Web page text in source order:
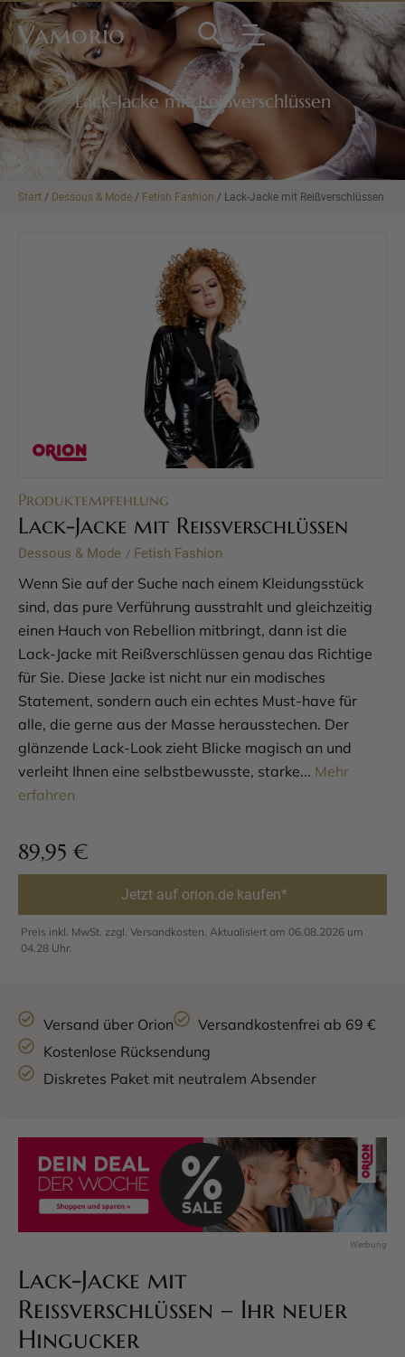
Vamorio
Lack-Jacke mit Reißverschlüssen
Start / Dessous & Mode / Fetish Fashion / Lack-Jacke mit Reißverschlüssen
Produktempfehlung
Lack-Jacke mit Reißverschlüssen
Dessous & Mode / Fetish Fashion
Wenn Sie auf der Suche nach einem Kleidungsstück
sind, das pure Verführung ausstrahlt und gleichzeitig
einen Hauch von Rebellion mitbringt, dann ist die
Lack-Jacke mit Reißverschlüssen genau das Richtige
für Sie. Diese Jacke ist nicht nur ein modisches
Statement, sondern auch ein echtes Must-have für
alle, die gerne aus der Masse herausstechen. Der
glänzende Lack-Look zieht Blicke magisch an und
verleiht Ihnen eine selbstbewusste, starke... Mehr
erfahren
89,95 €
Jetzt auf orion.de kaufen*
Preis inkl. MwSt. zzgl. Versandkosten. Aktualisiert am 06.08.2026 um
04.28 Uhr.
Versand über Orion
Versandkostenfrei ab 69 €
Kostenlose Rücksendung
Diskretes Paket mit neutralem Absender
Lack-Jacke mit
Reißverschlüssen – Ihr neuer
Hingucker